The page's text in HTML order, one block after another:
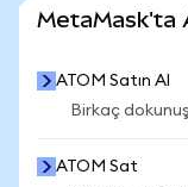
MetaMask'ta
ATOM Satın Al
Birkaç
ATOM Sat